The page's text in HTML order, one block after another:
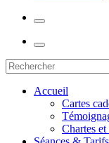
Accueil
Cartes
Chartes